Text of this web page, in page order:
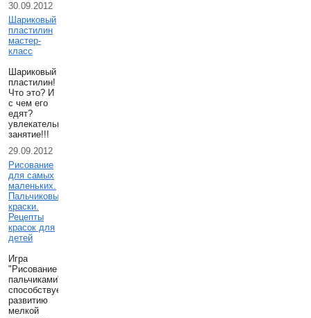
30.09.2012
Шариковый
пластилин
мастер-
класс
Шариковый
пластилин!
Что это? И
с чем его
едят?
увлекательнешее
занятие!!!
29.09.2012
Рисование
для самых
маленьких.
Пальчиковые
краски.
Рецепты
красок для
детей
Игра
"Рисование
пальчиками"
способствует
развитию
мелкой